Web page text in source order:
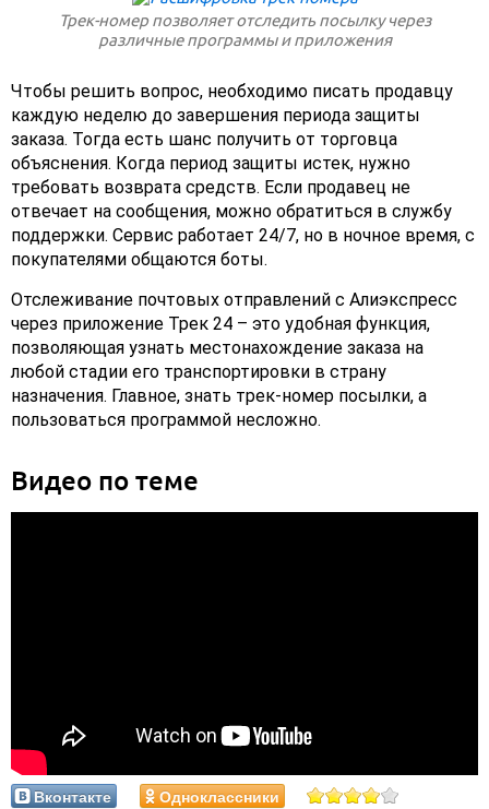
Трек-номер позволяет отследить посылку через
различные программы и приложения
Чтобы решить вопрос, необходимо писать продавцу
каждую неделю до завершения периода защиты
заказа. Тогда есть шанс получить от торговца
объяснения. Когда период защиты истек, нужно
требовать возврата средств. Если продавец не
отвечает на сообщения, можно обратиться в службу
поддержки. Сервис работает 24/7, но в ночное время, с
покупателями общаются боты.
Отслеживание почтовых отправлений с Алиэкспресс
через приложение Трек 24 – это удобная функция,
позволяющая узнать местонахождение заказа на
любой стадии его транспортировки в страну
назначения. Главное, знать трек-номер посылки, а
пользоваться программой несложно.
Видео по теме
Вконтакте Одноклассники